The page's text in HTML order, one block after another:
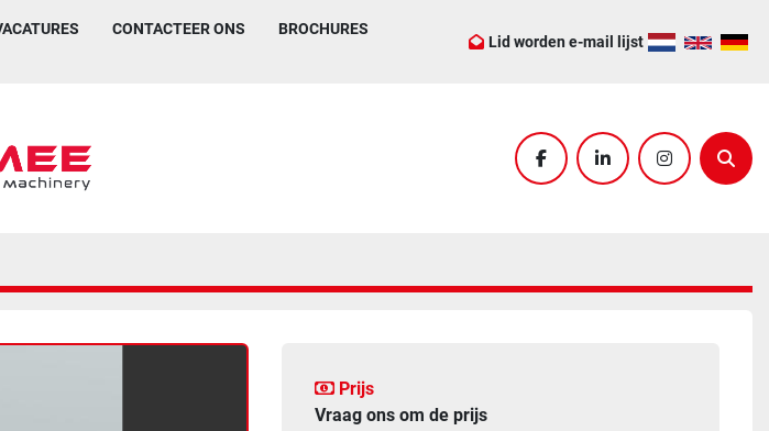
VACATURES CONTACTEER ONS
BROCHURES
Lid worden e-mail lijst
facebooklinkedininstagramZoek
Prijs
Vraag ons om de prijs